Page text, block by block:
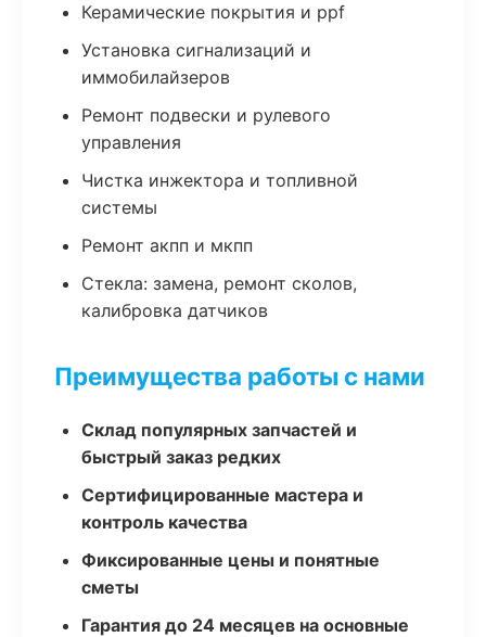
Керамические покрытия и ppf
Установка сигнализаций и
иммобилайзеров
Ремонт подвески и рулевого
управления
Чистка инжектора и топливной
системы
Ремонт акпп и мкпп
Стекла: замена, ремонт сколов,
калибровка датчиков
Преимущества работы с нами
Склад популярных запчастей и
быстрый заказ редких
Сертифицированные мастера и
контроль качества
Фиксированные цены и понятные
сметы
Гарантия до 24 месяцев на основные